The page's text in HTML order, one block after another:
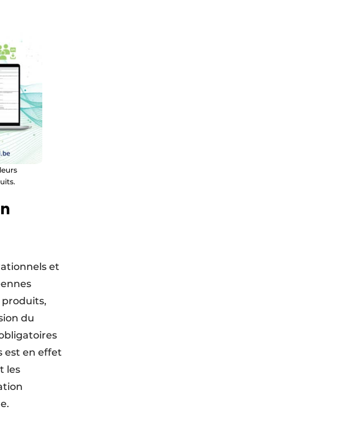
et
du
est en effet
les